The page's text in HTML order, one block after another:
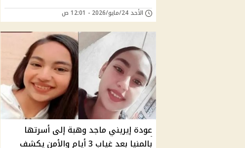
الأحد 24/مايو/2026 - 12:01 ص
عودة إيريني ماجد وهبة إلى أسرتها
بالمنيا بعد غياب 3 أيام والأمن يكشف